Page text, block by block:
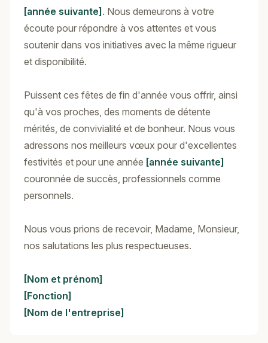
[année suivante] . Nous demeurons à votre
écoute pour répondre à vos attentes et vous
soutenir dans vos initiatives avec la même rigueur
et disponibilité.
Puissent ces fêtes de fin d'année vous offrir, ainsi
qu'à vos proches, des moments de détente
mérités, de convivialité et de bonheur. Nous vous
adressons nos meilleurs vœux pour d'excellentes
festivités et pour une année [année suivante]
couronnée de succès, professionnels comme
personnels.
Nous vous prions de recevoir, Madame, Monsieur,
nos salutations les plus respectueuses.
[Nom et prénom]
[Fonction]
[Nom de l'entreprise]